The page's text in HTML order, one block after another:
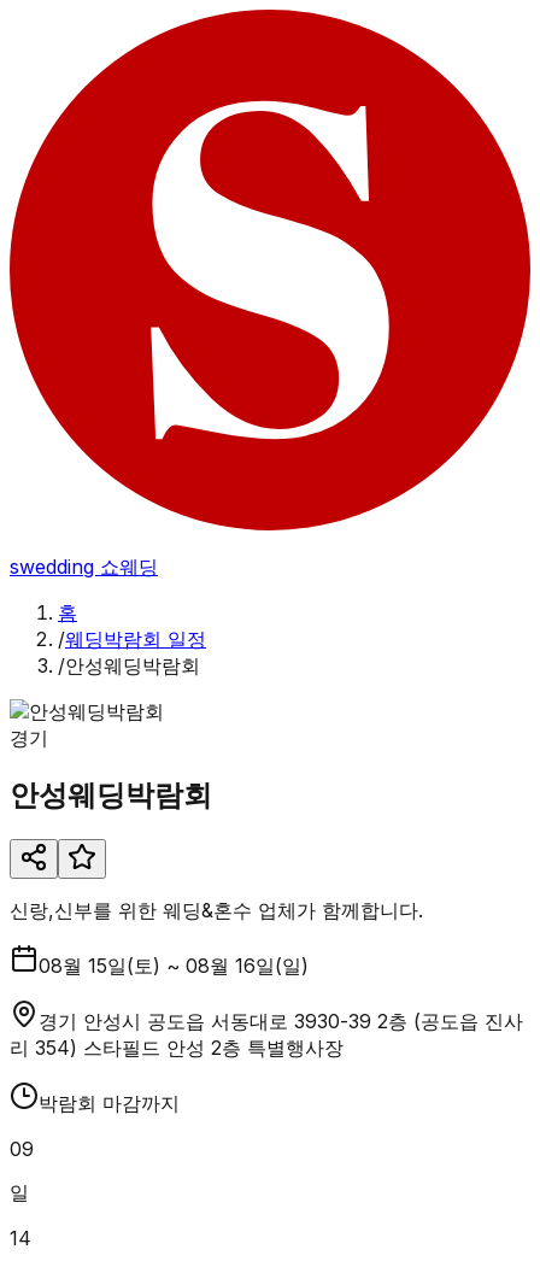
swedding 쇼웨딩
홈
/웨딩박람회 일정
/안성웨딩박람회
경기
안성웨딩박람회
신랑,신부를 위한 웨딩&혼수 업체가 함께합니다.
08월 15일(토) ~ 08월 16일(일)
경기 안성시 공도읍 서동대로 3930-39 2층 (공도읍 진사
리 354) 스타필드 안성 2층 특별행사장
박람회 마감까지
09
일
14